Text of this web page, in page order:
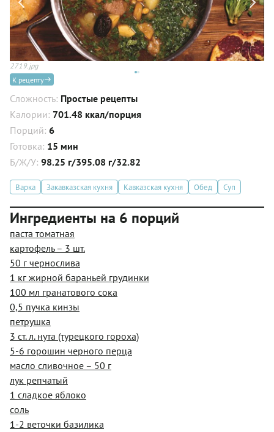
2719.jpg
К рецепту
Сложность: Простые рецепты
Калории: 701.48 ккал/порция
Порций: 6
Готовка: 15 мин
Б/Ж/У: 98.25 г/395.08 г/32.82
Варка Закавказская кухня Кавказская кухня Обед Суп
Ингредиенты на 6 порций
паста томатная
картофель – 3 шт.
50 г чернослива
1 кг жирной бараньей грудинки
100 мл гранатового сока
0,5 пучка кинзы
петрушка
3 ст. л. нута (турецкого гороха)
5-6 горошин черного перца
масло сливочное – 50 г
лук репчатый
1 сладкое яблоко
соль
1-2 веточки базилика